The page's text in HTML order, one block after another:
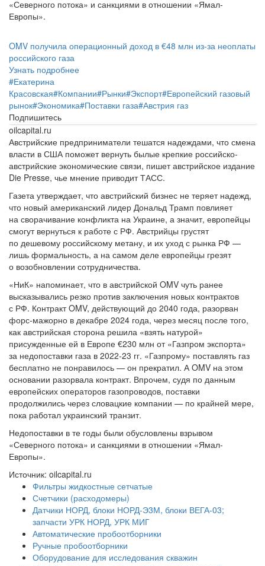
«Северного потока» и санкциями в отношении «Ямал-
Европы».
OMV получила операционный доход в €48 млн из-за неоплаты
российского газа
Узнать подробнее
#Екатерина
Красовская#Компании#Рынки#Экспорт#Европейский газовый
рынок#Экономика#Поставки газа#Австрия газ
Подпишитесь
oilcapital.ru
Австрийские предприниматели тешатся надеждами, что смена
власти в США поможет вернуть былые крепкие российско-
австрийские экономические связи, пишет австрийское издание
Die Presse, чье мнение приводит ТАСС.
Газета утверждает, что австрийский бизнес не теряет надежд,
что новый американский лидер Дональд Трамп повлияет
на сворачивание конфликта на Украине, а значит, европейцы
смогут вернуться к работе с РФ. Австрийцы грустят
по дешевому российскому метану, и их уход с рынка РФ —
лишь формальность, а на самом деле европейцы грезят
о возобновлении сотрудничества.
«НиК» напоминает, что в австрийской OMV чуть ранее
высказывались резко против заключения новых контрактов
с РФ. Контракт OMV, действующий до 2040 года, разорван
форс-мажорно в декабре 2024 года, через месяц после того,
как австрийская сторона решила «взять натурой»
присужденные ей в Европе €230 млн от «Газпром экспорта»
за недопоставки газа в 2022-23 гг. «Газпрому» поставлять газ
бесплатно не понравилось — он прекратил. А OMV на этом
основании разорвала контракт. Впрочем, судя по данным
европейских операторов газопроводов, поставки
продолжились через словацкие компании — по крайней мере,
пока работал украинский транзит.
Недопоставки в те годы были обусловлены взрывом
«Северного потока» и санкциями в отношении «Ямал-
Европы».
Источник: oilcapital.ru
Фильтры жидкостные сетчатые
Счетчики (расходомеры)
Датчики НОРД, блоки НОРД-Э3М, блоки ВЕГА-03;
запчасти УРК НОРД, УРК МИГ
Автоматические пробоотборники
Ручные пробоотборники
Оборудование для исследования скважин